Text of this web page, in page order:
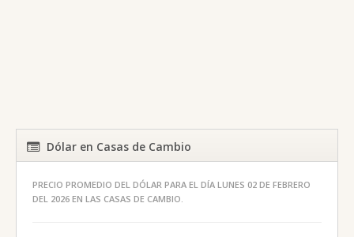
Dólar en Casas de Cambio
PRECIO PROMEDIO DEL DÓLAR PARA EL DÍA LUNES 02 DE FEBRERO
DEL 2026 EN LAS CASAS DE CAMBIO.